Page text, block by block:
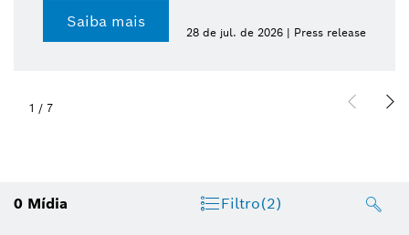
Saiba mais
28 de jul. de 2026 | Press release
1 / 7
0 Mídia Filtro(2)